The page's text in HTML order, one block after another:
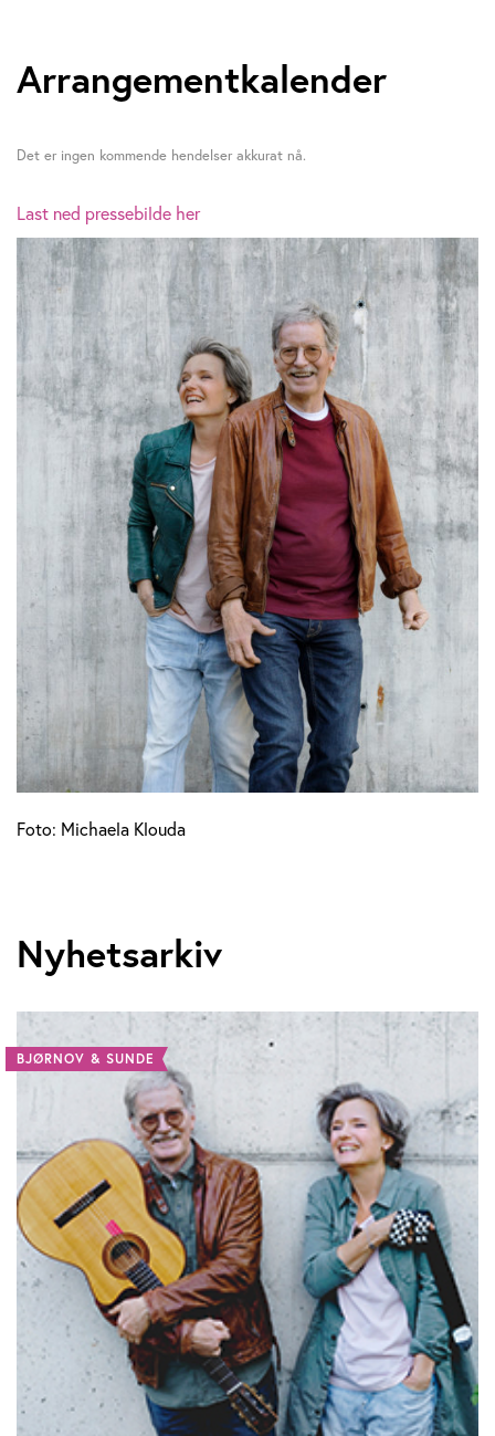
t
e
i
n
S
u
n
d
e
Arrangementkalender
Det er ingen kommende hendelser akkurat nå.
Last ned pressebilde her
Foto: Michaela Klouda
Nyhetsarkiv
BJØRNOV & SUNDE